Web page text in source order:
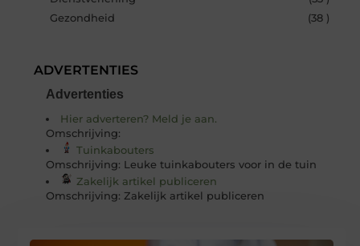
Gezondheid
(38 )
ADVERTENTIES
Advertenties
Hier adverteren? Meld je aan.
Omschrijving:
Tuinkabouters
Omschrijving: Leuke tuinkabouters voor in de tuin
Zakelijk artikel publiceren
Omschrijving: Zakelijk artikel publiceren